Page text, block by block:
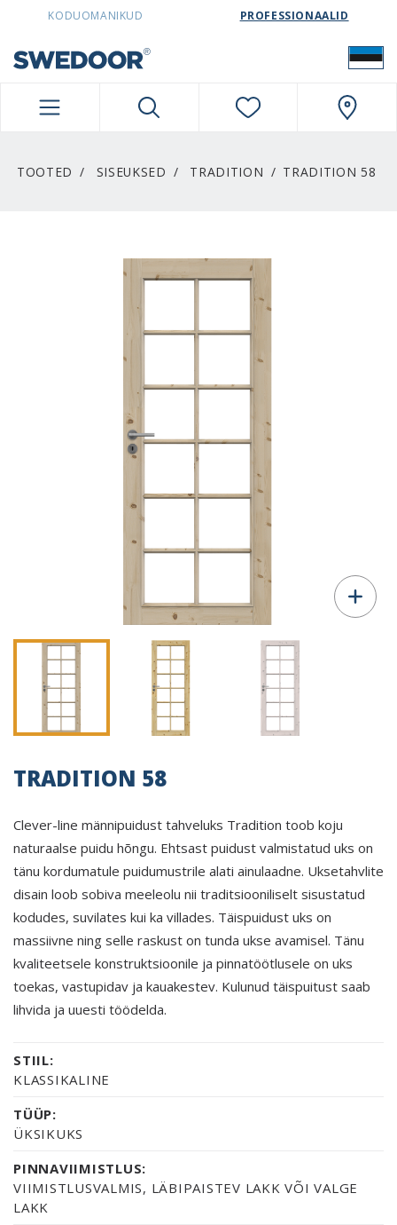
SWEDOORESTONIA NAVIGATION
KODUOMANIKUD PROFESSIONAALID
TOOTED SISEUKSED TRADITION TRADITION 58
TRADITION 58
Clever-line männipuidust tahveluks Tradition toob koju
naturaalse puidu hõngu. Ehtsast puidust valmistatud uks on
tänu kordumatule puidumustrile alati ainulaadne. Uksetahvlite
disain loob sobiva meeleolu nii traditsiooniliselt sisustatud
kodudes, suvilates kui ka villades. Täispuidust uks on
massiivne ning selle raskust on tunda ukse avamisel. Tänu
kvaliteetsele konstruktsioonile ja pinnatöötlusele on uks
toekas, vastupidav ja kauakestev. Kulunud täispuitust saab
lihvida ja uuesti töödelda.
STIIL:
KLASSIKALINE
TÜÜP:
ÜKSIKUKS
PINNAVIIMISTLUS:
VIIMISTLUSVALMIS, LÄBIPAISTEV LAKK VÕI VALGE
LAKK